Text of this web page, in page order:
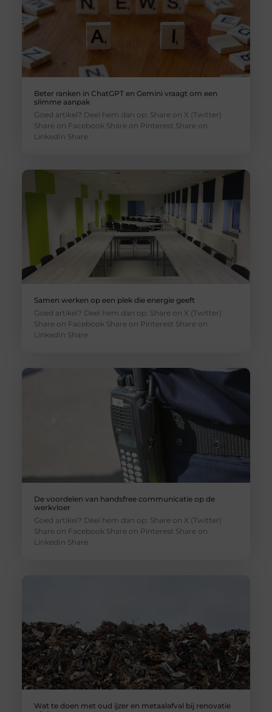
Beter ranken in ChatGPT en Gemini vraagt om een
slimme aanpak
Goed artikel? Deel hem dan op: Share on X (Twitter)
Share on Facebook Share on Pinterest Share on
LinkedIn Share
Samen werken op een plek die energie geeft
Goed artikel? Deel hem dan op: Share on X (Twitter)
Share on Facebook Share on Pinterest Share on
LinkedIn Share
De voordelen van handsfree communicatie op de
werkvloer
Goed artikel? Deel hem dan op: Share on X (Twitter)
Share on Facebook Share on Pinterest Share on
LinkedIn Share
Wat te doen met oud ijzer en metaalafval bij renovatie